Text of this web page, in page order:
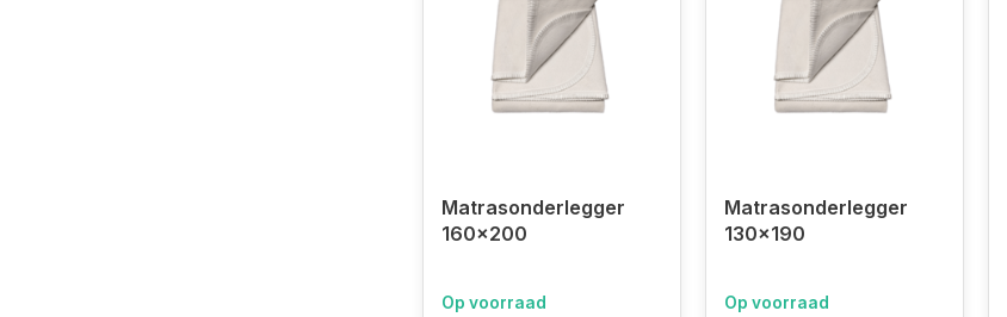
Matrasonderlegger
160x200
Op voorraad
Matrasonderlegger
130x190
Op voorraad